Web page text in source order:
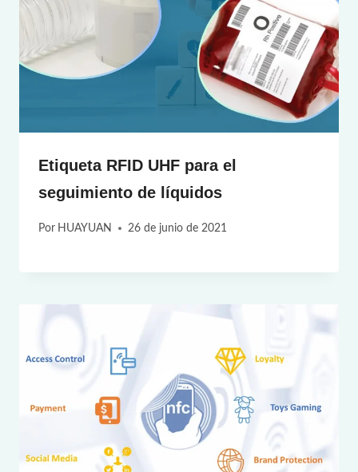
Etiqueta RFID UHF para el
seguimiento de líquidos
Por HUAYUAN 26 de junio de 2021